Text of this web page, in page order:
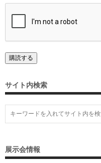
サイト内検索
展示会情報